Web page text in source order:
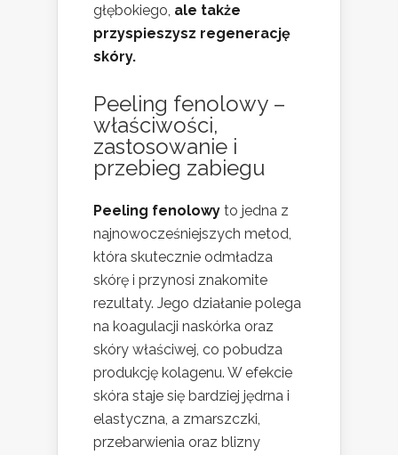
głębokiego, ale także
przyspieszysz regenerację
skóry.
Peeling fenolowy –
właściwości,
zastosowanie i
przebieg zabiegu
Peeling fenolowy to jedna z
najnowocześniejszych metod,
która skutecznie odmładza
skórę i przynosi znakomite
rezultaty. Jego działanie polega
na koagulacji naskórka oraz
skóry właściwej, co pobudza
produkcję kolagenu. W efekcie
skóra staje się bardziej jędrna i
elastyczna, a zmarszczki,
przebarwienia oraz blizny